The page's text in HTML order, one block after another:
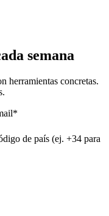
semana
herramientas concretas.
*
de país (ej. +34 para